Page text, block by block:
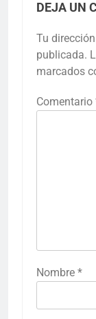
DEJA UN
Tu
publicada.
marcados
Comentario
Nombre *